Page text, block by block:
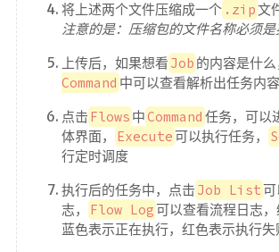
将上述两个文件压缩成一个 .zip文
注意的是：压缩包的文件名称必须是
上传后，如果想看 Job 的内容是什
Command 中可以查看解析出任务内容
点击 Flows 中Command 任务，可以
体界面，
Execute可以执行任务，
行定时调度
执行后的任务中，点击 Job List可
志，
Flow Log可以查看流程日志，
蓝色表示正在执行，红色表示执行失